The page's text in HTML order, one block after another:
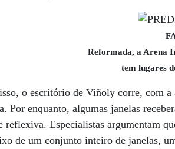
Reformada, a Arena
tem lugares
o escritório de Viñoly corre, com
Por enquanto, algumas janelas
reflexiva. Especialistas argumentam
de um conjunto inteiro de janelas,